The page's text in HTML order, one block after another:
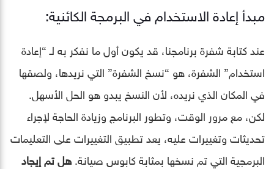
مبدأ إعادة الاستخدام في البرمجة الكائنية:
عند كتابة شفرة برنامجنا، قد يكون أول ما نفكر به لـ “إعادة
استخدام” الشفرة، هو “نسخ الشفرة” التي نريدها، ولصقها
في المكان الذي نريده، لأن النسخ يبدو هو الحل الأسهل.
لكن، مع مرور الوقت، وتطور البرنامج وزيادة الحاجة لإجراء
تحديثات وتغييرات عليه، يعد تطبيق التغييرات على التعليمات
البرمجية التي تم نسخها بمثابة كابوس صيانة.هل تم إيجاد